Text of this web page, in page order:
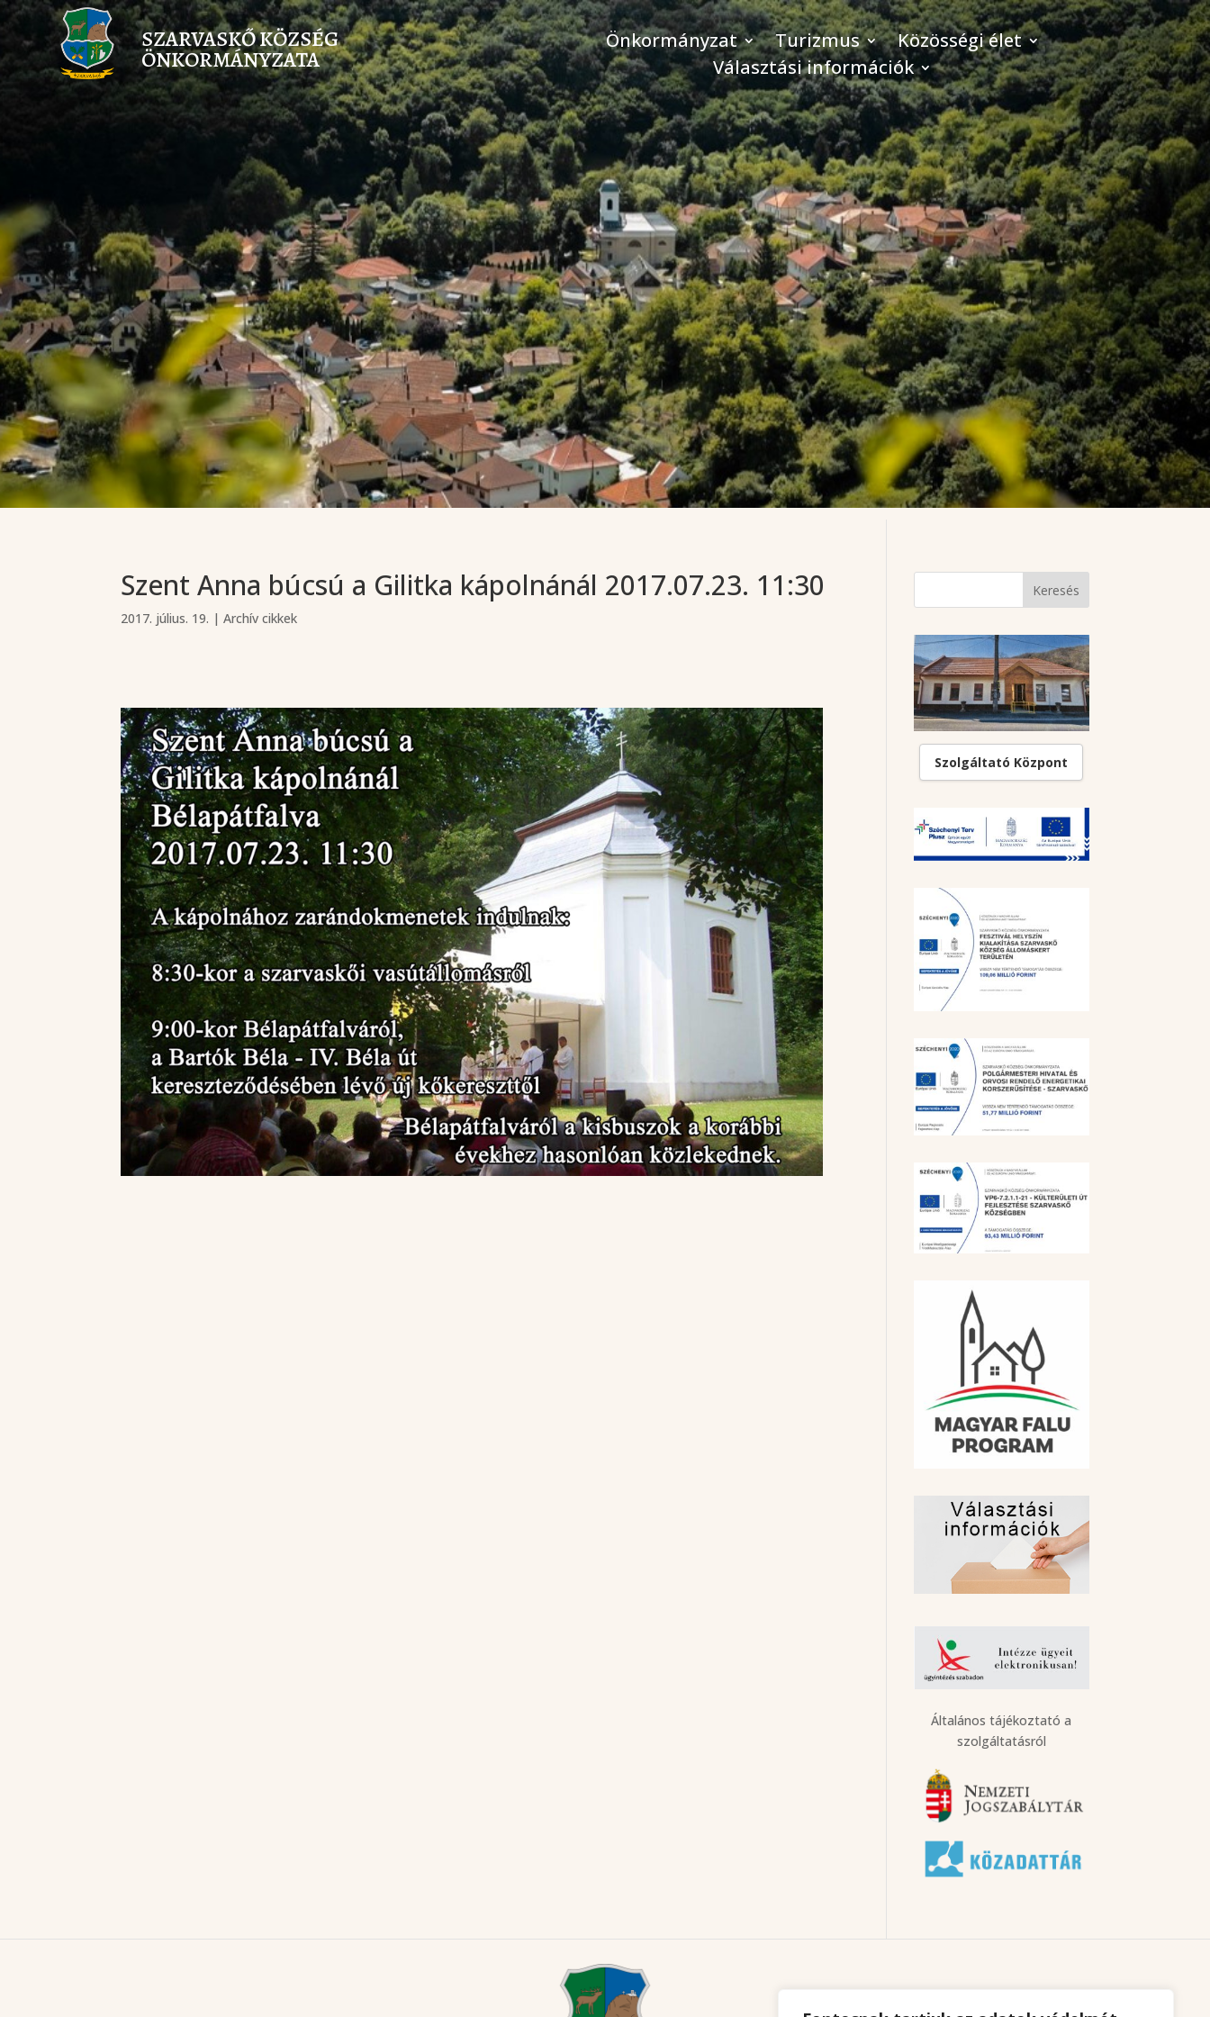
SZARVASKŐ KÖZSÉG
ÖNKORMÁNYZATA
Önkormányzat Turizmus
Közösségi élet
Választási információk
Szent Anna búcsú a Gilitka kápolnánál 2017.07.23. 11:30
2017. július. 19. |Archív cikkek
Szolgáltató Központ
Általános tájékoztató a
szolgáltatásról